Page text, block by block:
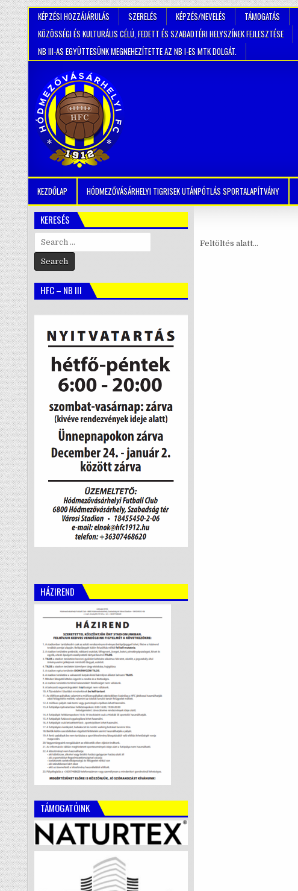
KÉPZÉSI HOZZÁJÁRULÁS SZERELÉS KÉPZÉS/NEVELÉS TÁMOGATÁS
KÖZÖSSÉGI ÉS KULTURÁLIS CÉLÚ, FEDETT ÉS SZABADTÉRI HELYSZÍNEK FEJLESZTÉSE
NB III-AS EGYÜTTESÜNK MEGNEHEZÍTETTE AZ NB I-ES MTK DOLGÁT.
KEZDŐLAP HÓDMEZŐVÁSÁRHELYI TIGRISEK UTÁNPÓTLÁS SPORTALAPÍTVÁNY
Feltöltés alatt…
KERESÉS
Search
for:
HFC – NB III
HÁZIREND
TÁMOGATÓINK